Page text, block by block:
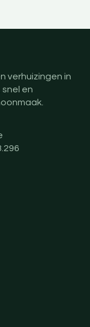
verhuizingen in
snel en